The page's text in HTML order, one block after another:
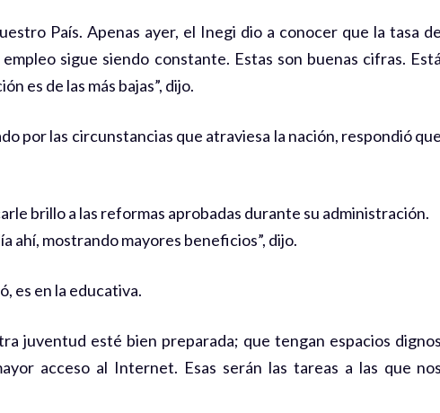
País. Apenas ayer, el Inegi dio a conocer que la tasa de
sigue siendo constante. Estas son buenas cifras. Está
es de las más bajas”, dijo.
por las circunstancias que atraviesa la nación, respondió que
brillo a las reformas aprobadas durante su administración.
ahí, mostrando mayores beneficios”, dijo.
es en la educativa.
juventud esté bien preparada; que tengan espacios dignos
acceso al Internet. Esas serán las tareas a las que nos